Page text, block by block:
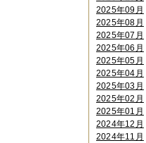
2025年09月
2025年08月
2025年07月
2025年06月
2025年05月
2025年04月
2025年03月
2025年02月
2025年01月
2024年12月
2024年11月